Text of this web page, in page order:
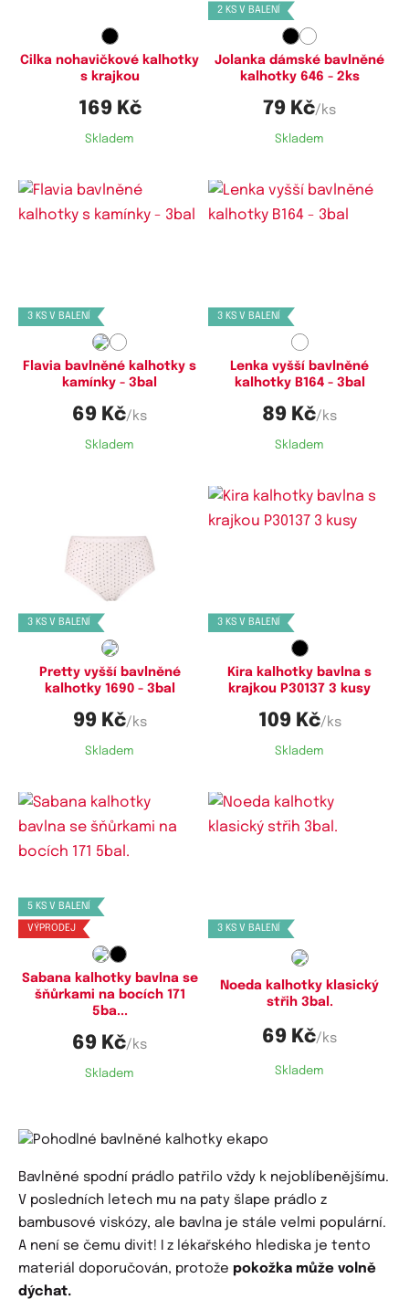
Cilka nohavičkové kalhotky
s krajkou
169 Kč
Skladem
2 KS V BALENÍ
Jolanka dámské bavlněné
kalhotky 646 - 2ks
79 Kč/ks
Skladem
3 KS V BALENÍ
Flavia bavlněné kalhotky s
kamínky - 3bal
69 Kč/ks
Skladem
3 KS V BALENÍ
Lenka vyšší bavlněné
kalhotky B164 - 3bal
89 Kč/ks
Skladem
3 KS V BALENÍ
Dostupné velikosti:
XL, XXL
Pretty vyšší bavlněné
kalhotky 1690 - 3bal
99 Kč/ks
Skladem
3 KS V BALENÍ
Kira kalhotky bavlna s
krajkou P30137 3 kusy
109 Kč/ks
Skladem
5 KS V BALENÍ
VÝPRODEJ
L,
Sabana kalhotky bavlna se
šňůrkami na bocích 171
5ba...
69 Kč/ks
Skladem
3 KS V BALENÍ
Noeda kalhotky klasický
střih 3bal.
69 Kč/ks
Skladem
Bavlněné spodní prádlo patřilo vždy k nejoblíbenějšímu.
V posledních letech mu na paty šlape prádlo z
bambusové viskózy, ale bavlna je stále velmi populární.
A není se čemu divit! I z lékařského hlediska je tento
materiál doporučován, protože pokožka může volně
dýchat.